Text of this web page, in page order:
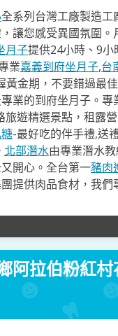
全系列台灣工廠製造
讓您感受異國氛圍。
月子提供24小時、9
業嘉義到府坐月子,台
黃金期，不要錯過最
業的到府坐月子。專
旅遊精選景點，租露
-最好吃的伴手禮,送
北部潛水由專業潛水
開心。全台第一豬肉
提供肉品食材，我
拉伯粉紅村